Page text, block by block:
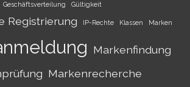
Geschäftsverteilung Gültigkeit
Registrierung IP-Rechte Klassen Marken
Markenfindung
Markenrecherche